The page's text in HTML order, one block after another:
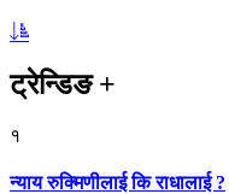
ट्रेन्डिङ+
१
न्याय रुक्मिणीलाई कि राधालाई ?